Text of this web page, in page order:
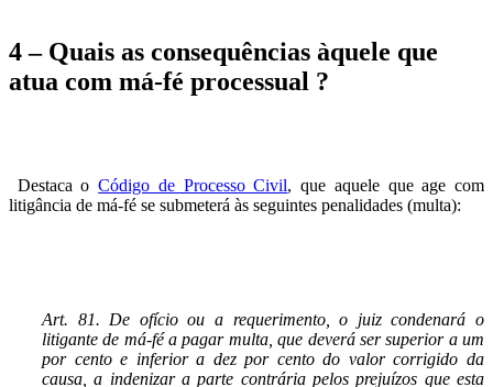
4 – Quais as consequências àquele que
atua com má-fé processual ?
Destaca oCódigo de Processo Civil, que aquele que age com
litigância de má-fé se submeterá às seguintes penalidades (multa):
Art. 81. De ofício ou a requerimento, o juiz condenará o
litigante de má-fé a pagar multa, que deverá ser superior a um
por cento e inferior a dez por cento do valor corrigido da
causa, a indenizar a parte contrária pelos prejuízos que esta